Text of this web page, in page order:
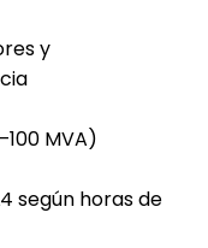
y
MVA)
según horas de